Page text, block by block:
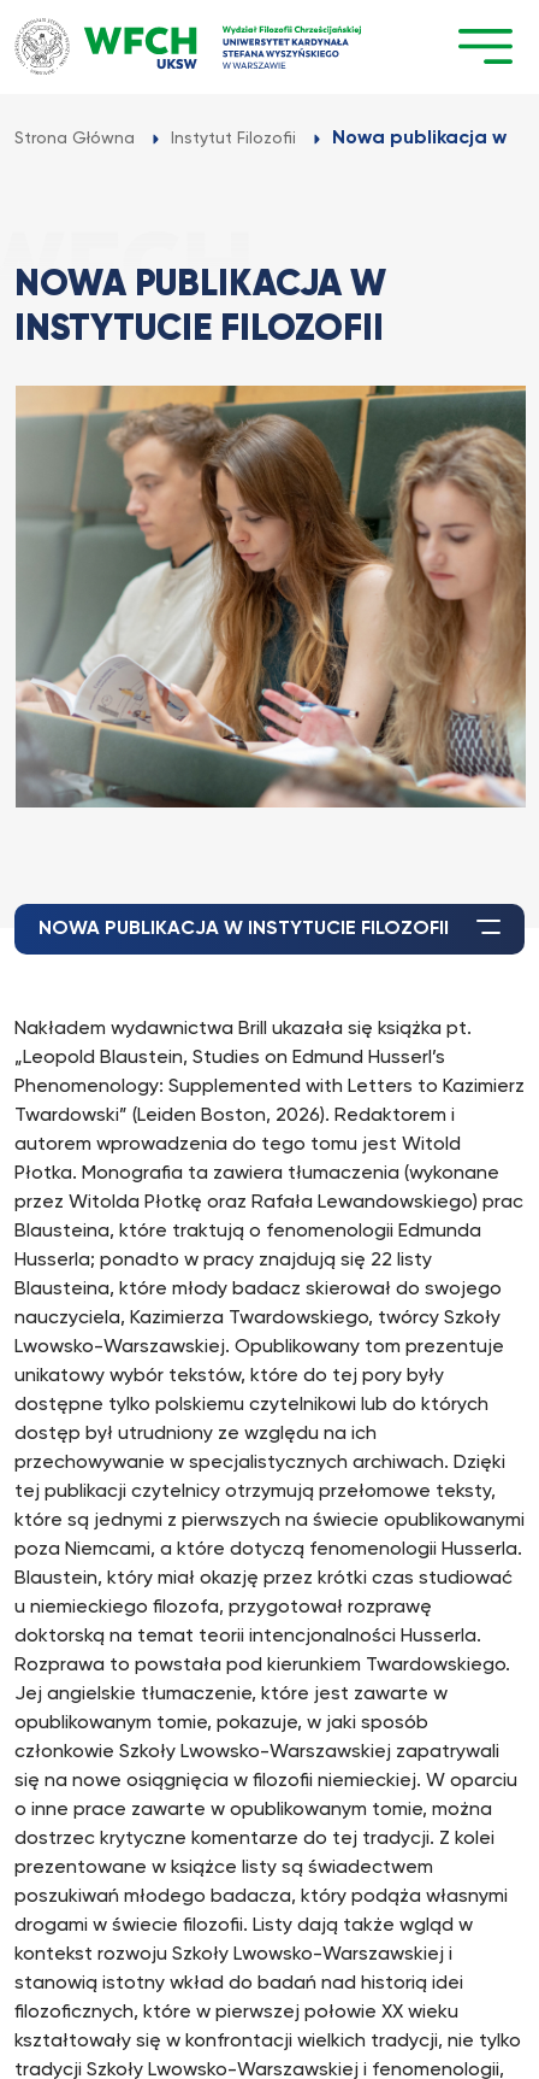
Przejdź
do
treści
Strona Główna Instytut Filozofii Nowa publikacja w
NOWA PUBLIKACJA W
INSTYTUCIE FILOZOFII
NOWA PUBLIKACJA W INSTYTUCIE FILOZOFII
Nakładem wydawnictwa Brill ukazała się książka pt.
„Leopold Blaustein, Studies on Edmund Husserl’s
Phenomenology: Supplemented with Letters to Kazimierz
Twardowski” (Leiden Boston, 2026). Redaktorem i
autorem wprowadzenia do tego tomu jest Witold
Płotka. Monografia ta zawiera tłumaczenia (wykonane
przez Witolda Płotkę oraz Rafała Lewandowskiego) prac
Blausteina, które traktują o fenomenologii Edmunda
Husserla; ponadto w pracy znajdują się 22 listy
Blausteina, które młody badacz skierował do swojego
nauczyciela, Kazimierza Twardowskiego, twórcy Szkoły
Lwowsko-Warszawskiej. Opublikowany tom prezentuje
unikatowy wybór tekstów, które do tej pory były
dostępne tylko polskiemu czytelnikowi lub do których
dostęp był utrudniony ze względu na ich
przechowywanie w specjalistycznych archiwach. Dzięki
tej publikacji czytelnicy otrzymują przełomowe teksty,
które są jednymi z pierwszych na świecie opublikowanymi
poza Niemcami, a które dotyczą fenomenologii Husserla.
Blaustein, który miał okazję przez krótki czas studiować
u niemieckiego filozofa, przygotował rozprawę
doktorską na temat teorii intencjonalności Husserla.
Rozprawa to powstała pod kierunkiem Twardowskiego.
Jej angielskie tłumaczenie, które jest zawarte w
opublikowanym tomie, pokazuje, w jaki sposób
członkowie Szkoły Lwowsko-Warszawskiej zapatrywali
się na nowe osiągnięcia w filozofii niemieckiej. W oparciu
o inne prace zawarte w opublikowanym tomie, można
dostrzec krytyczne komentarze do tej tradycji. Z kolei
prezentowane w książce listy są świadectwem
poszukiwań młodego badacza, który podąża własnymi
drogami w świecie filozofii. Listy dają także wgląd w
kontekst rozwoju Szkoły Lwowsko-Warszawskiej i
stanowią istotny wkład do badań nad historią idei
filozoficznych, które w pierwszej połowie XX wieku
kształtowały się w konfrontacji wielkich tradycji, nie tylko
tradycji Szkoły Lwowsko-Warszawskiej i fenomenologii,